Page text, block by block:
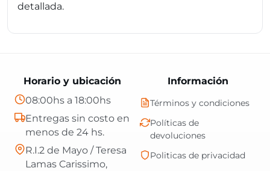
detallada.
Información
Términos y condiciones
Políticas de
devoluciones
Politicas de privacidad
Horario y ubicación
08:00hs a 18:00hs
Entregas sin costo en
menos de 24 hs.
R.I.2 de Mayo / Teresa
Lamas Carissimo,